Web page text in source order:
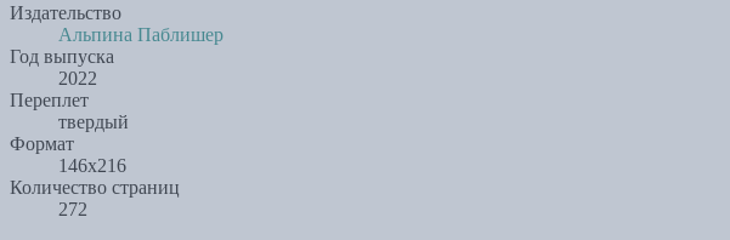
Издательство
Альпина Паблишер
Год выпуска
2022
Переплет
твердый
Формат
146х216
Количество страниц
272